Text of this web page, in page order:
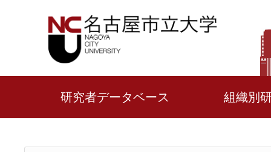
研究者データベース 組織別